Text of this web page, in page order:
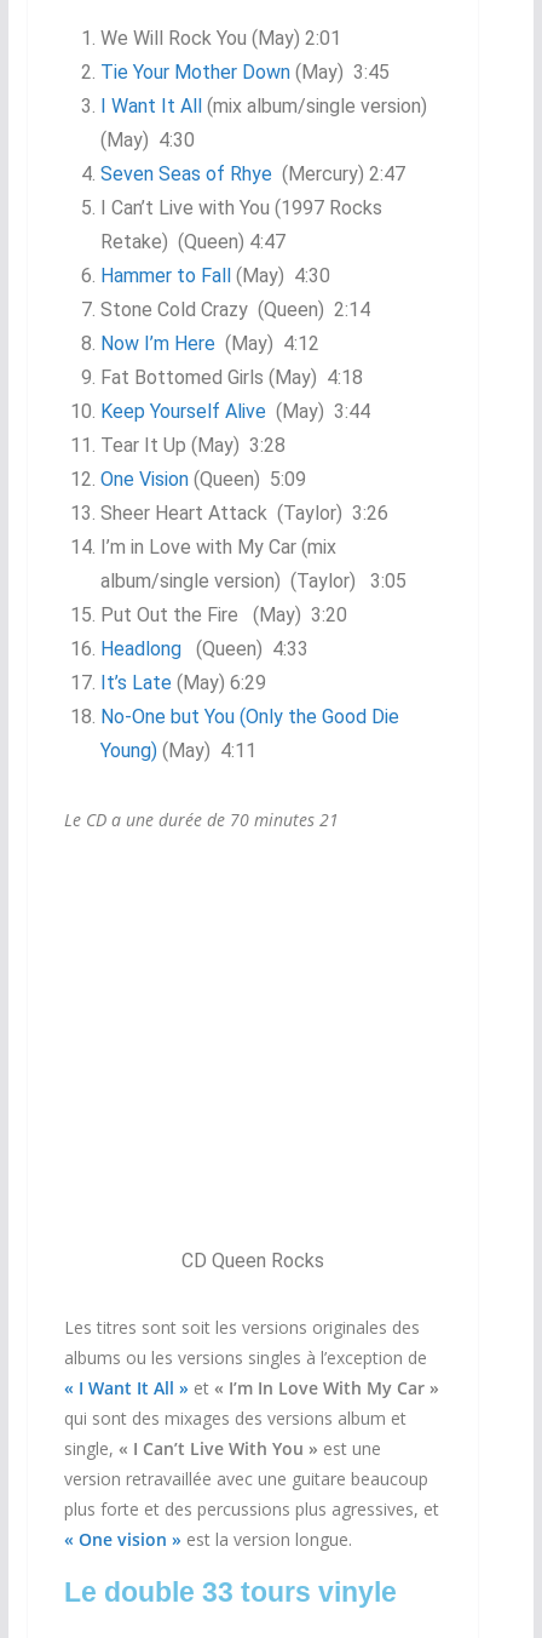
We Will Rock You (May) 2:01
Tie Your Mother Down(May) 3:45
I Want It All(mix album/single version)
(May) 4:30
Seven Seas of Rhye(Mercury) 2:47
I Can’t Live with You (1997 Rocks
Retake) (Queen) 4:47
Hammer to Fall(May) 4:30
Stone Cold Crazy (Queen) 2:14
Now I’m Here(May) 4:12
Fat Bottomed Girls (May) 4:18
Keep Yourself Alive(May) 3:44
Tear It Up (May) 3:28
One Vision(Queen) 5:09
Sheer Heart Attack (Taylor) 3:26
I’m in Love with My Car (mix
album/single version) (Taylor) 3:05
Put Out the Fire (May) 3:20
Headlong(Queen) 4:33
It’s Late(May) 6:29
No-One but You (Only the Good Die
Young)(May) 4:11
Le CD a une durée de 70 minutes 21
CD Queen Rocks
Les titres sont soit les versions originales des
albums ou les versions singles à l’exception de
« I Want It All » et « I’m In Love With My Car »
qui sont des mixages des versions album et
single, « I Can’t Live With You » est une
version retravaillée avec une guitare beaucoup
plus forte et des percussions plus agressives, et
« One vision » est la version longue.
Le double 33 tours vinyle